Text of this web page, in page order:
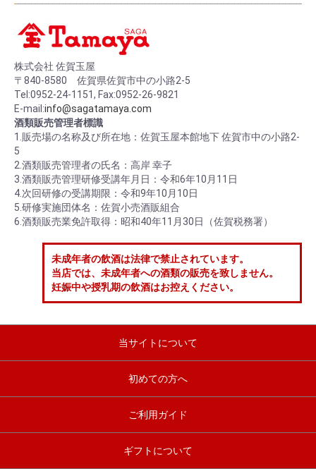
お買い物を続ける カートへ進む
株式会社 佐賀玉屋
〒840-8580 佐賀県佐賀市中の小路2-5
Tel:0952-24-1151, Fax:0952-26-9821
E-mail:info@sagatamaya.com
酒類販売管理者標識
1.販売場の名称及び所在地：佐賀玉屋本館地下 佐賀市中の小路2-
5
2.酒類販売管理者の氏名：高岸 幸子
3.酒類販売管理研修受講年月日：令和6年10月11日
4.次回研修の受講期限：令和9年10月10日
5.研修実施団体名：佐賀小売酒販組合
6.酒類販売業免許取得：昭和40年11月30日（佐賀税務署）
未成年者の飲酒は法律で禁止されています。
当店では、未成年者への酒類の販売を致しません。
妊娠中や授乳期の飲酒はお控えください。
当サイトについて
初めての方へ
ご利用ガイド
ギフトについて